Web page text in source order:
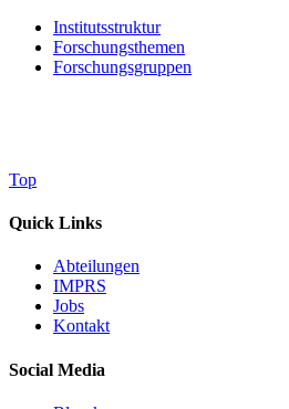
Institutsstruktur
Forschungsthemen
Forschungsgruppen
Top
Quick Links
Abteilungen
IMPRS
Jobs
Kontakt
Social Media